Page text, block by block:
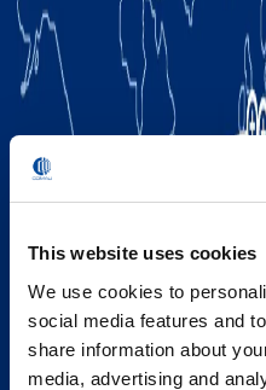
This website uses cookies
We use cookies to
social media features and
share information about
media, advertising and